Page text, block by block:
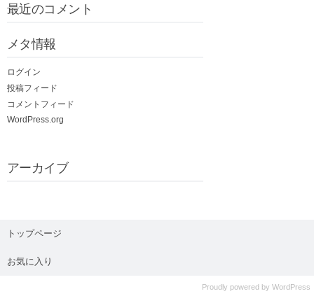
最近のコメント
メタ情報
ログイン
投稿フィード
コメントフィード
WordPress.org
アーカイブ
トップページ
お気に入り
Proudly powered by WordPress